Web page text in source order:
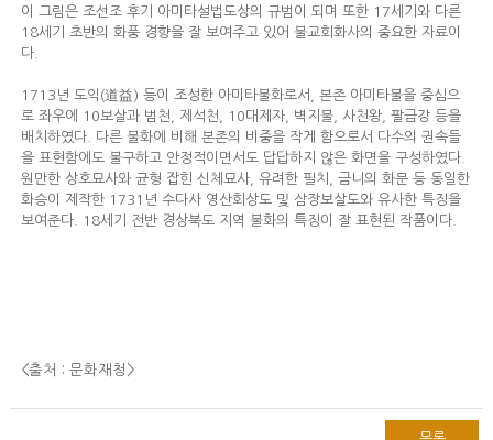
이 그림은 조선조 후기 아미타설법도상의 규범이 되며 또한 17세기와 다른
18세기 초반의 화풍 경향을 잘 보여주고 있어 불교회화사의 중요한 자료이
다.
1713년 도익(道益) 등이 조성한 아미타불화로서, 본존 아미타불을 중심으
로 좌우에 10보살과 범천, 제석천, 10대제자, 벽지불, 사천왕, 팔금강 등을
배치하였다. 다른 불화에 비해 본존의 비중을 작게 함으로서 다수의 권속들
을 표현함에도 불구하고 안정적이면서도 답답하지 않은 화면을 구성하였다.
원만한 상호묘사와 균형 잡힌 신체묘사, 유려한 필치, 금니의 화문 등 동일한
화승이 제작한 1731년 수다사 영산회상도 및 삼장보살도와 유사한 특징을
보여준다. 18세기 전반 경상북도 지역 불화의 특징이 잘 표현된 작품이다.
<출처 : 문화재청 >